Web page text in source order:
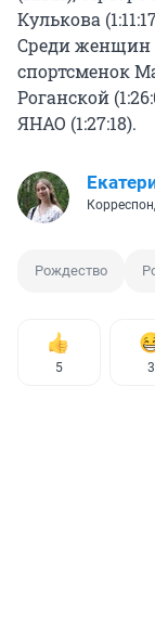
Кулькова
Среди женщин
спортсменок
Роганской
ЯНАО (1:27:18).
Рождество
5 3